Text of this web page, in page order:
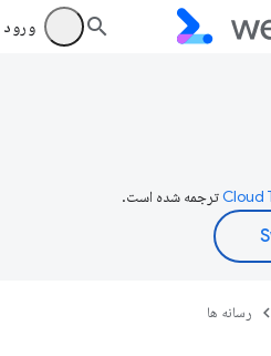
ورود به
ترجمه شده است.
رسانه ها